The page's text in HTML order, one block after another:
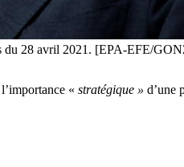
du 28 avril 2021. [EPA-EFE/
« stratégique » d’une